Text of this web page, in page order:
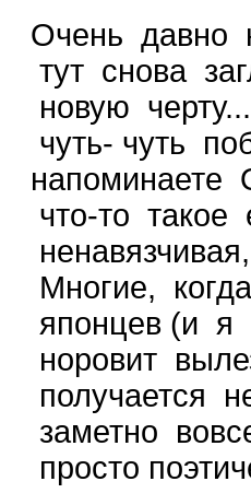
Очень давно
тут снова
новую
чуть- чуть
что-то такое
Многие,
японцев (и
норовит
получается
заметно
просто